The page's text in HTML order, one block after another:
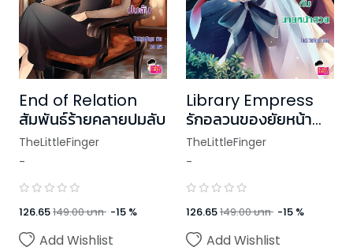
End of Relation
สัมพันธ์ร้ายคลายปมลับ
TheLittleFinger
-
126.65149.00บาท -15 %
Add Wishlist
Library Empress
รักอลวนของยัยหน้า
ตายกับนายหน้าสวย
TheLittleFinger
-
126.65149.00บาท -15 %
Add Wishlist